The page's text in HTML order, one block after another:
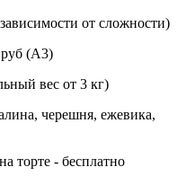
от сложности)
(А3)
вес от 3 кг)
черешня, ежевика,
торте - бесплатно